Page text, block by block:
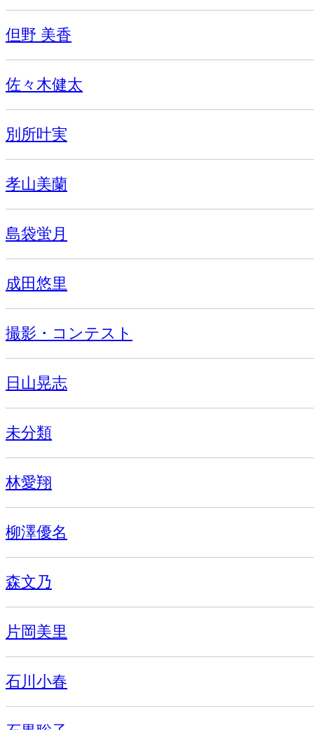
但野 美香
佐々木健太
別所叶実
孝山美蘭
島袋蛍月
成田悠里
撮影・コンテスト
日山晃志
未分類
林愛翔
柳澤優名
森文乃
片岡美里
石川小春